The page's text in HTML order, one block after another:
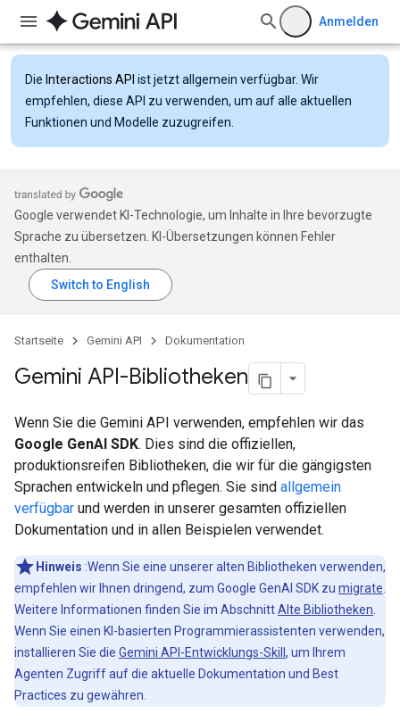
Anmelden
Die Interactions API ist jetzt allgemein verfügbar. Wir
empfehlen, diese API zu verwenden, um auf alle aktuellen
Funktionen und Modelle zuzugreifen.
Google verwendet KI-Technologie, um Inhalte in Ihre bevorzugte
Sprache zu übersetzen. KI-Übersetzungen können Fehler
enthalten.
Startseite Gemini API Dokumentation
Gemini API-Bibliotheken
Wenn Sie die Gemini API verwenden, empfehlen wir das
Google GenAI SDK. Dies sind die offiziellen,
produktionsreifen Bibliotheken, die wir für die gängigsten
Sprachen entwickeln und pflegen. Sie sind allgemein
verfügbar und werden in unserer gesamten offiziellen
Dokumentation und in allen Beispielen verwendet.
Hinweis :Wenn Sie eine unserer alten Bibliotheken verwenden,
empfehlen wir Ihnen dringend, zum Google GenAI SDK zu migrate
Weitere Informationen finden Sie im AbschnittAlte Bibliotheken
Wenn Sie einen KI-basierten Programmierassistenten verwenden,
installieren Sie die Gemini API-Entwicklungs-Skill , um Ihrem
Agenten Zugriff auf die aktuelle Dokumentation und Best
Practices zu gewähren.